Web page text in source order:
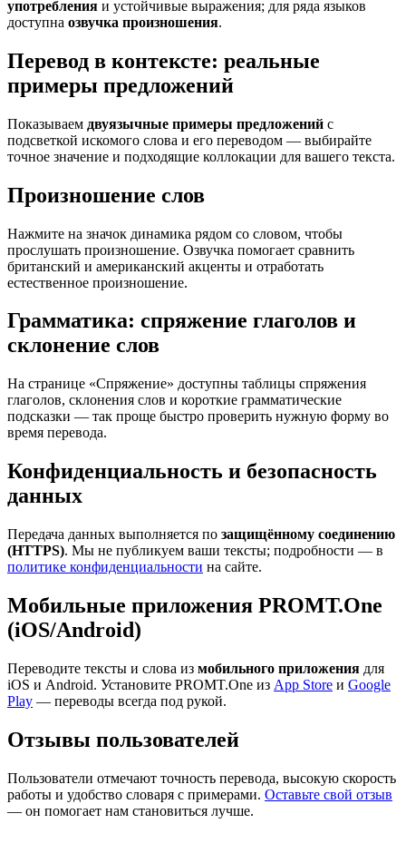
употребления и устойчивые выражения; для ряда языков
доступна озвучка произношения.
Перевод в контексте: реальные
примеры предложений
Показываем двуязычные примеры предложений с
подсветкой искомого слова и его переводом — выбирайте
точное значение и подходящие коллокации для вашего текста.
Произношение слов
Нажмите на значок динамика рядом со словом, чтобы
прослушать произношение. Озвучка помогает сравнить
британский и американский акценты и отработать
естественное произношение.
Грамматика: спряжение глаголов и
склонение слов
На странице «Спряжение» доступны таблицы спряжения
глаголов, склонения слов и короткие грамматические
подсказки — так проще быстро проверить нужную форму во
время перевода.
Конфиденциальность и безопасность
данных
Передача данных выполняется по защищённому соединению
(HTTPS). Мы не публикуем ваши тексты; подробности — в
политике конфиденциальности на сайте.
Мобильные приложения PROMT.One
(iOS/Android)
Переводите тексты и слова из мобильного приложения для
iOS и Android. Установите PROMT.One из App Store и Google
Play — переводы всегда под рукой.
Отзывы пользователей
Пользователи отмечают точность перевода, высокую скорость
работы и удобство словаря с примерами. Оставьте свой отзыв
— он помогает нам становиться лучше.